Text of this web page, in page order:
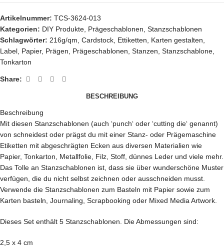
Artikelnummer: TCS-3624-013
Kategorien: DIY Produkte Prägeschablonen Stanzschablonen
Schlagwörter: 216g/qm Cardstock Ettiketten Karten gestalten
Label Papier, Prägen Prägeschablonen Stanzen Stanzschablone
Tonkarton
Share:
BESCHREIBUNG
Beschreibung
Mit diesen Stanzschablonen (auch ‘punch‘ oder ‘cutting die‘ genannt)
von schneidest oder prägst du mit einer Stanz- oder Prägemaschine
Etiketten mit abgeschrägten Ecken aus diversen Materialien wie
Papier, Tonkarton, Metallfolie, Filz, Stoff, dünnes Leder und viele mehr.
Das Tolle an Stanzschablonen ist, dass sie über wunderschöne Muster
verfügen, die du nicht selbst zeichnen oder ausschneiden musst.
Verwende die Stanzschablonen zum Basteln mit Papier sowie zum
Karten basteln, Journaling, Scrapbooking oder Mixed Media Artwork.
Dieses Set enthält 5 Stanzschablonen. Die Abmessungen sind:
2,5 x 4 cm